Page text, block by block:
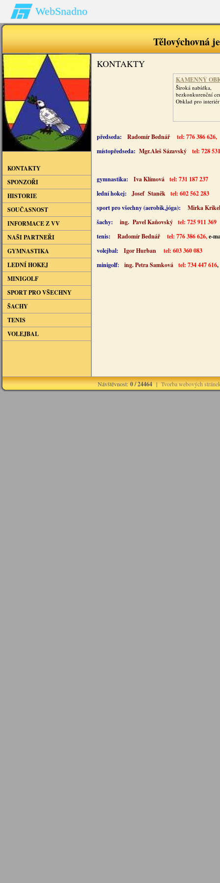
WebSnadno
Tělovýchovná
KONTAKTY
SPONZOŘI
HISTORIE
SOUČASNOST
INFORMACE Z VV
NAŠI PARTNEŘI
GYMNASTIKA
LEDNÍ HOKEJ
MINIGOLF
SPORT PRO VŠECHNY
ŠACHY
TENIS
VOLEJBAL
KONTAKTY
KAMENNÝ
Široká nabídka,
bezkonkurenční
Obklad pro
předseda: Radomír Bednář tel: 776 386 626,
místopředseda: Mgr.Aleš Sázavský tel: 728
gymnastika: Iva Klímová tel: 731 187 237
lední hokej:
Josef Staněk tel: 602 562 283
sport pro všechny (aerobik,jóga):
Mirka
šachy:
ing. Pavel Kaňovský tel: 725 911 369
tenis:
Radomír Bednář tel: 776 386 626,e-
volejbal:
Igor Hurban
tel: 603 360 083
minigolf: ing. Petra Samková tel: 734 447 616
Návštěvnost:0 / 24464|Tvorba webových